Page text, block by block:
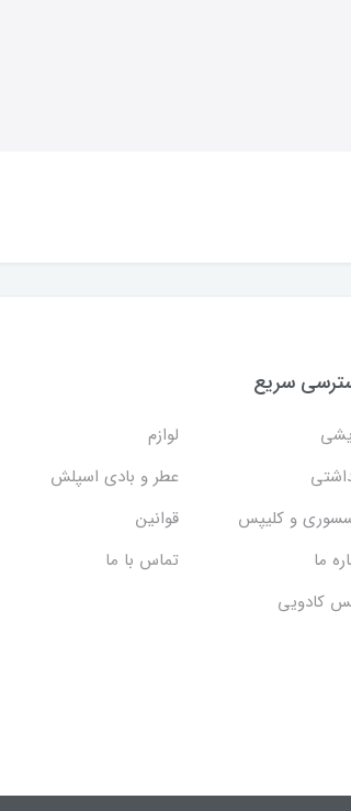
سریع
لوازم
عطر و بادی اسپلش
و کلیپس
قوانین
ما
تماس با ما
کادویی